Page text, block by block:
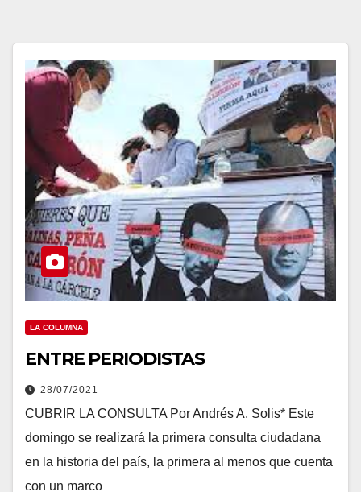
LA COLUMNA
ENTRE PERIODISTAS
28/07/2021
CUBRIR LA CONSULTA Por Andrés A. Solis* Este
domingo se realizará la primera consulta ciudadana
en la historia del país, la primera al menos que cuenta
con un marco